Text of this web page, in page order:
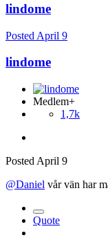
lindome
Posted April 9
lindome
Medlem+
1,7k
Posted April 9
@Daniel vår vän har
Quote